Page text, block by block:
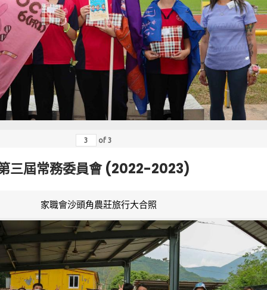
of 3
三屆常務委員會 (2022-2023)
家職會沙頭角農莊旅行大合照